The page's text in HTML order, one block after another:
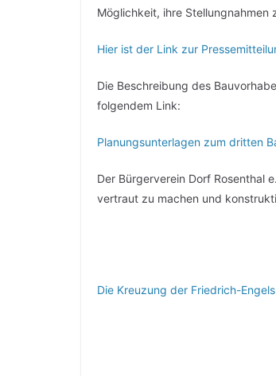
Möglichkeit, ihre Stellungnahmen
Hier ist der Link zur
Die Beschreibung des
folgendem Link:
Planungsunterlagen zum dritten
Der Bürgerverein Dorf Rosenthal
vertraut zu machen und
Die Kreuzung der Friedrich-